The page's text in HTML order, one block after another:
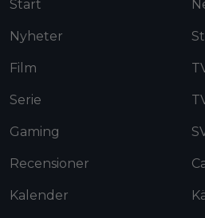
Start
Nyheter
Film
Serie
Gaming
Recensioner
Kalender